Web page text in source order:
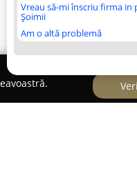
Vreau să-mi înscriu firma in
Șoimii
Am o altă problemă